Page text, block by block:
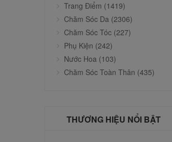
Trang Điểm (1419)
Chăm Sóc Da (2306)
Chăm Sóc Tóc (227)
Phụ Kiện (242)
Nước Hoa (103)
Chăm Sóc Toàn Thân (435)
THƯƠNG HIỆU NỔI BẬT